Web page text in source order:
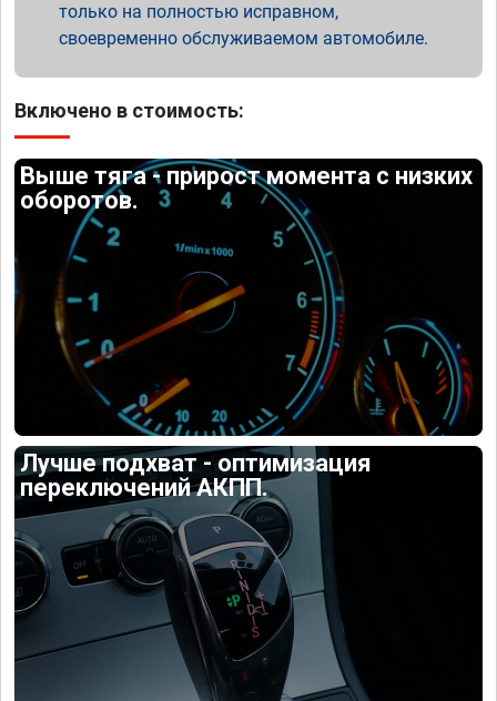
только на полностью исправном,
своевременно обслуживаемом автомобиле.
Включено в стоимость:
Выше тяга - прирост момента с низких
оборотов.
Лучше подхват - оптимизация
переключений АКПП.